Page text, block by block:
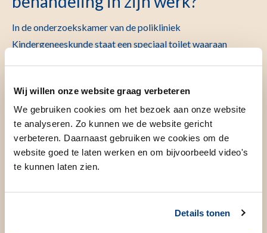
Wij willen onze website graag verbeteren
We gebruiken cookies om het bezoek aan onze website
te analyseren. Zo kunnen we de website gericht
verbeteren. Daarnaast gebruiken we cookies om de
website goed te laten werken en om bijvoorbeeld video's
te kunnen laten zien.
Details tonen
In de onderzoekskamer van de polikliniek
Kindergeneeskunde staat een speciaal toilet waaraan
toilet zitten. De verpleegkundige geeft uw kind
aanwijzingen wanneer het mag gaan plassen. De urine wordt
opgevangen in een maatbeker. Een sensor meet de kracht
van de straal. Hier merkt uw kind niets van. Meestal wordt
de urine hierna opgestuurd naar het lab voor onderzoek.
privé kan plassen. U mag er natuurlijk bij blijven als uw kind
dat prettig vindt. Het is belangrijk dat uw kind goed